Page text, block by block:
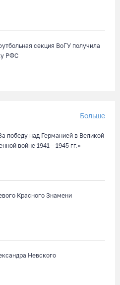
секция ВоГУ получила
РФС
Больше
победу над Германией в Великой
войне 1941—1945 гг.»
Красного Знамени
Невского